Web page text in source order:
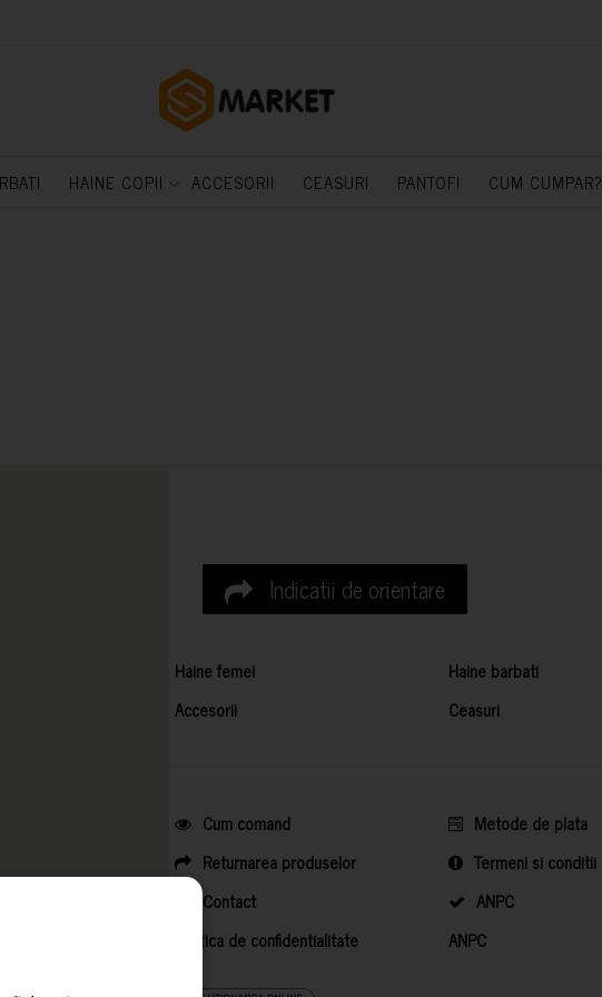
HAINE COPII ACCESORII CEASURI PANTOFI CUM CUMPAR?
Indicatii de orientare
Haine femei Haine barbati
Accesorii
Ceasuri
Cum comand Metode de plata
Returnarea produselor
Termeni si conditii
Contact
ANPC
Politica de confidentialitate
ANPC